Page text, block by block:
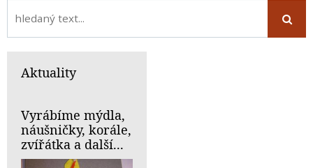
Aktuality
Vyrábíme mýdla,
náušničky, korále,
zvířátka a další...